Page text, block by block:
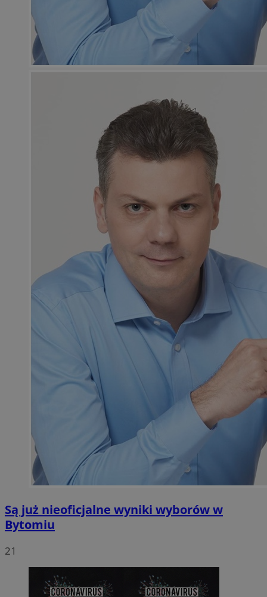
Są już nieoficjalne wyniki wyborów w
Bytomiu
21